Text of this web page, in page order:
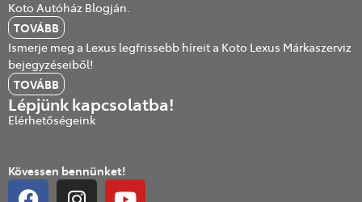
Koto Autóház Blogján.
TOVÁBB
Ismerje meg a Lexus legfrissebb híreit a Koto Lexus Márkaszerviz
bejegyzéseiből!
TOVÁBB
Lépjünk kapcsolatba!
Elérhetőségeink
Kövessen bennünket!